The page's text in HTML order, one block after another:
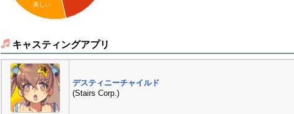
美しい
キャスティングアプリ
デスティニーチャイルド
(Stairs Corp.)